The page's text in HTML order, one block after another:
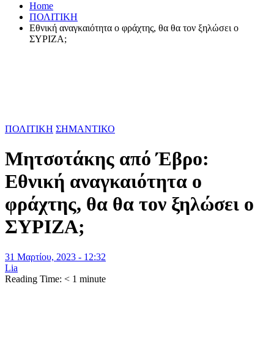
Home
ΠΟΛΙΤΙΚΗ
Εθνική αναγκαιότητα ο φράχτης, θα θα τον ξηλώσει ο
ΣΥΡΙΖΑ;
ΠΟΛΙΤΙΚΗ ΣΗΜΑΝΤΙΚΟ
Μητσοτάκης από Έβρο:
Εθνική αναγκαιότητα ο
φράχτης, θα θα τον ξηλώσει ο
ΣΥΡΙΖΑ;
31 Μαρτίου, 2023 - 12:32
Lia
Reading Time: < 1 minute